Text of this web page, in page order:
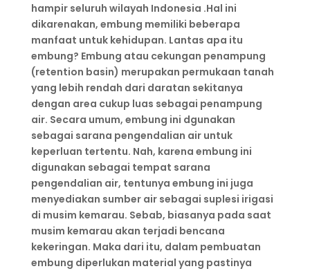
hampir seluruh wilayah Indonesia .Hal ini
dikarenakan, embung memiliki beberapa
manfaat untuk kehidupan. Lantas apa itu
embung? Embung atau cekungan penampung
(retention basin) merupakan permukaan tanah
yang lebih rendah dari daratan sekitanya
dengan area cukup luas sebagai penampung
air. Secara umum, embung ini dgunakan
sebagai sarana pengendalian air untuk
keperluan tertentu. Nah, karena embung ini
digunakan sebagai tempat sarana
pengendalian air, tentunya embung ini juga
menyediakan sumber air sebagai suplesi irigasi
di musim kemarau. Sebab, biasanya pada saat
musim kemarau akan terjadi bencana
kekeringan. Maka dari itu, dalam pembuatan
embung diperlukan material yang pastinya